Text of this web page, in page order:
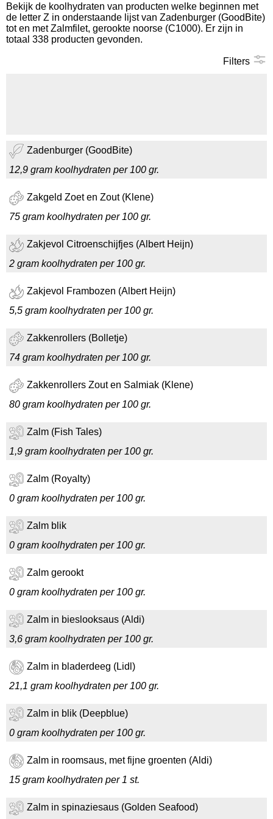
Koolhydraten tellen
Bekijk de koolhydraten van producten welke beginnen met
de letter Z in onderstaande lijst van Zadenburger (GoodBite)
tot en met Zalmfilet, gerookte noorse (C1000). Er zijn in
totaal 338 producten gevonden.
Filters
Zadenburger (GoodBite)
12,9 gram koolhydraten per 100 gr.
Zakgeld Zoet en Zout (Klene)
75 gram koolhydraten per 100 gr.
Zakjevol Citroenschijfjes (Albert Heijn)
2 gram koolhydraten per 100 gr.
Zakjevol Frambozen (Albert Heijn)
5,5 gram koolhydraten per 100 gr.
Zakkenrollers (Bolletje)
74 gram koolhydraten per 100 gr.
Zakkenrollers Zout en Salmiak (Klene)
80 gram koolhydraten per 100 gr.
Zalm (Fish Tales)
1,9 gram koolhydraten per 100 gr.
Zalm (Royalty)
0 gram koolhydraten per 100 gr.
Zalm blik
0 gram koolhydraten per 100 gr.
Zalm gerookt
0 gram koolhydraten per 100 gr.
Zalm in bieslooksaus (Aldi)
3,6 gram koolhydraten per 100 gr.
Zalm in bladerdeeg (Lidl)
21,1 gram koolhydraten per 100 gr.
Zalm in blik (Deepblue)
0 gram koolhydraten per 100 gr.
Zalm in roomsaus, met fijne groenten (Aldi)
15 gram koolhydraten per 1 st.
Zalm in spinaziesaus (Golden Seafood)